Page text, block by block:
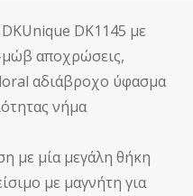
DK1145 με
μώβ αποχρώσεις,
αδιάβροχο ύφασμα
νήμα
με μία μεγάλη θήκη
με μαγνήτη για